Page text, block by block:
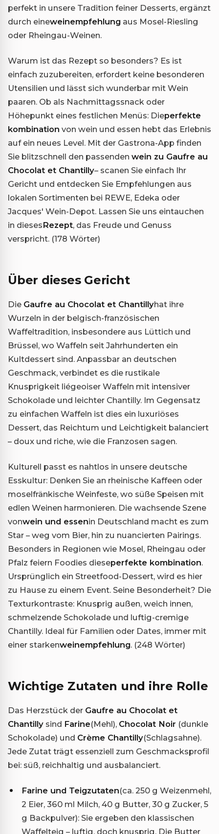
perfekt in unsere Tradition feiner Desserts, ergänzt
durch eineweinempfehlung aus Mosel-Riesling
oder Rheingau-Weinen.
Warum ist das Rezept so besonders? Es ist
einfach zuzubereiten, erfordert keine besonderen
Utensilien und lässt sich wunderbar mit Wein
paaren. Ob als Nachmittagssnack oder
Höhepunkt eines festlichen Menüs: Dieperfekte
kombination von wein und essen hebt das Erlebnis
auf ein neues Level. Mit der Gastrona-App finden
Sie blitzschnell den passenden wein zu Gaufre au
Chocolat et Chantilly– scanen Sie einfach Ihr
Gericht und entdecken Sie Empfehlungen aus
lokalen Sortimenten bei REWE, Edeka oder
Jacques' Wein-Depot. Lassen Sie uns eintauchen
in diesesRezept, das Freude und Genuss
verspricht. (178 Wörter)
Über dieses Gericht
Die Gaufre au Chocolat et Chantillyhat ihre
Wurzeln in der belgisch-französischen
Waffeltradition, insbesondere aus Lüttich und
Brüssel, wo Waffeln seit Jahrhunderten ein
Kultdessert sind. Anpassbar an deutschen
Geschmack, verbindet es die rustikale
Knusprigkeit liégeoiser Waffeln mit intensiver
Schokolade und leichter Chantilly. Im Gegensatz
zu einfachen Waffeln ist dies ein luxuriöses
Dessert, das Reichtum und Leichtigkeit balanciert
– doux und riche, wie die Franzosen sagen.
Kulturell passt es nahtlos in unsere deutsche
Esskultur: Denken Sie an rheinische Kaffeen oder
moselfränkische Weinfeste, wo süße Speisen mit
edlen Weinen harmonieren. Die wachsende Szene
vonwein und essenin Deutschland macht es zum
Star – weg vom Bier, hin zu nuancierten Pairings.
Besonders in Regionen wie Mosel, Rheingau oder
Pfalz feiern Foodies dieseperfekte kombination.
Ursprünglich ein Streetfood-Dessert, wird es hier
zu Hause zu einem Event. Seine Besonderheit? Die
Texturkontraste: Knusprig außen, weich innen,
schmelzende Schokolade und luftig-cremige
Chantilly. Ideal für Familien oder Dates, immer mit
einer starkenweinempfehlung. (248 Wörter)
Wichtige Zutaten und ihre Rolle
Das Herzstück der Gaufre au Chocolat et
Chantilly sind Farine(Mehl), Chocolat Noir (dunkle
Schokolade) und Crème Chantilly(Schlagsahne).
Jede Zutat trägt essenziell zum Geschmacksprofil
bei: süß, reichhaltig und ausbalanciert.
Farine und Teigzutaten(ca. 250 g Weizenmehl,
2 Eier, 360 ml Milch, 40 g Butter, 30 g Zucker, 5
g Backpulver): Sie ergeben den klassischen
Waffelteig – luftig, doch knusprig. Die Butter